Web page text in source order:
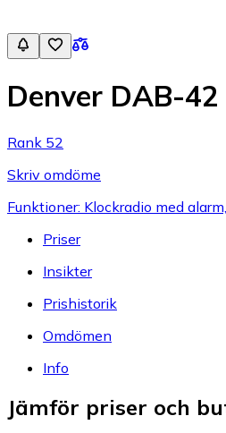
Denver DAB-42
Rank 52
Skriv omdöme
Funktioner: Klockradio med
Priser
Insikter
Prishistorik
Omdömen
Info
Jämför priser och